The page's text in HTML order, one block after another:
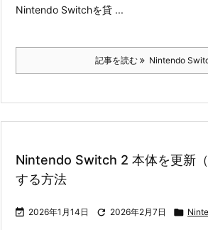
Nintendo Switchを貸 ...
記事を読む Nintendo
Nintendo Switch 2 本体を更新（
する方法
 2026年1月14日  2026年2月7日 